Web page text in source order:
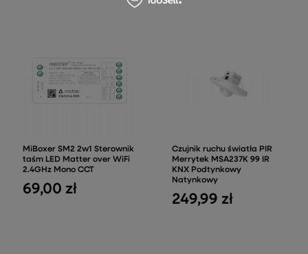
MiBoxer SM2 2w1 Sterownik
taśm LED Matter over WiFi
2.4GHz Mono CCT
69,00 zł
Czujnik ruchu światła PIR
Merrytek MSA237K 99 IR
KNX Podtynkowy
Natynkowy
249,99 zł